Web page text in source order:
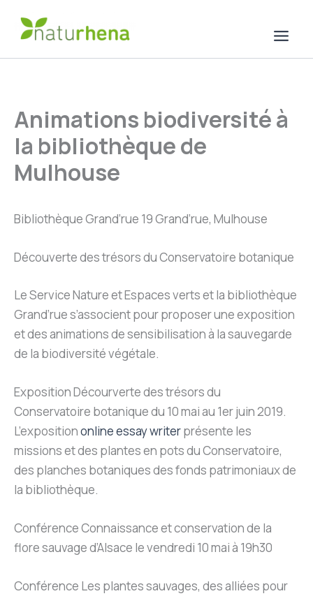
Animations biodiversité à
la bibliothèque de
Mulhouse
Bibliothèque Grand’rue 19 Grand’rue, Mulhouse
Découverte des trésors du Conservatoire botanique
Le Service Nature et Espaces verts et la bibliothèque
Grand’rue s’associent pour proposer une exposition
et des animations de sensibilisation à la sauvegarde
de la biodiversité végétale.
Exposition Décourverte des trésors du
Conservatoire botanique du 10 mai au 1er juin 2019.
L’expositiononline essay writerprésente les
missions et des plantes en pots du Conservatoire,
des planches botaniques des fonds patrimoniaux de
la bibliothèque.
Conférence Connaissance et conservation de la
flore sauvage d’Alsace le vendredi 10 mai à 19h30
Conférence Les plantes sauvages, des alliées pour